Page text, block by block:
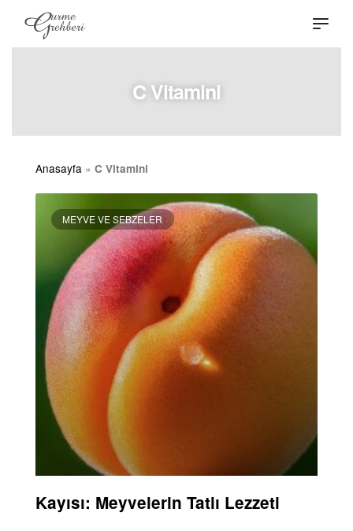
C Vitamini
Anasayfa » C Vitamini
MEYVE VE SEBZELER
Kayısı: Meyvelerin Tatlı Lezzeti